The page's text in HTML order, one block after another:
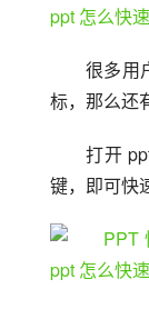
很多用
标，那么还
打开
键，即可快